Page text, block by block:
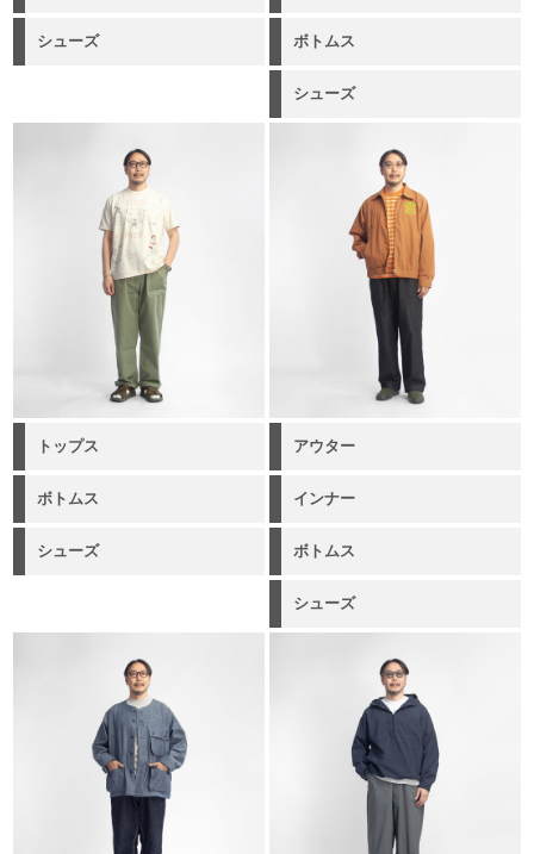
シューズ ボトムス
シューズ
トップス アウター
ボトムス インナー
シューズ ボトムス
シューズ